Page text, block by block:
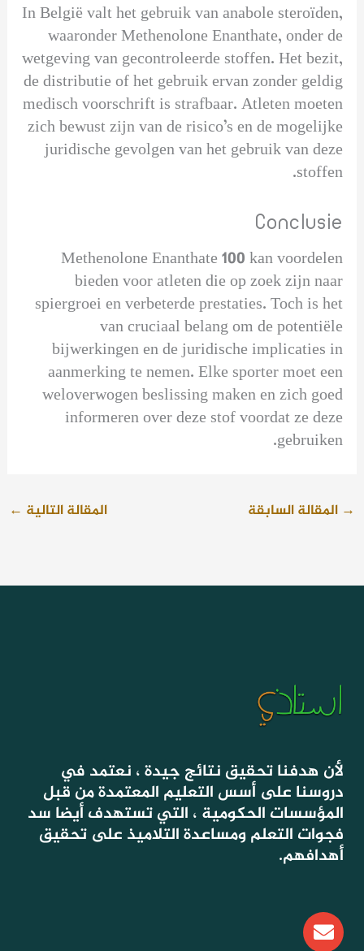
In België valt het gebruik van anabole steroïden,
waaronder Methenolone Enanthate, onder de
wetgeving van gecontroleerde stoffen. Het bezit,
de distributie of het gebruik ervan zonder geldig
medisch voorschrift is strafbaar. Atleten moeten
zich bewust zijn van de risico’s en de mogelijke
juridische gevolgen van het gebruik van deze
stoffen.
Conclusie
Methenolone Enanthate 100 kan voordelen
bieden voor atleten die op zoek zijn naar
spiergroei en verbeterde prestaties. Toch is het
van cruciaal belang om de potentiële
bijwerkingen en de juridische implicaties in
aanmerking te nemen. Elke sporter moet een
weloverwogen beslissing maken en zich goed
informeren over deze stof voordat ze deze
gebruiken.
→ المقالة السابقة المقالة التالية ←
لأن هدفنا تحقيق نتائج جيدة ، نعتمد في
دروسنا على أسس التعليم المعتمدة من قبل
المؤسسات الحكومية ، التي تستهدف أيضا سد
فجوات التعلم ومساعدة التلاميذ على تحقيق
أهدافهم.
E
n